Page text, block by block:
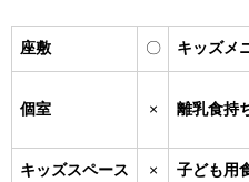
座敷 〇 キッズメ
個室 × 離乳食持
キッズスペース × 子ども用